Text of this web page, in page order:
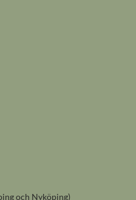
och Nyköping)